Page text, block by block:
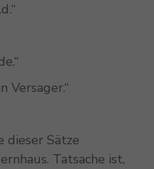
Versager.“
dieser Sätze
Tatsache ist,